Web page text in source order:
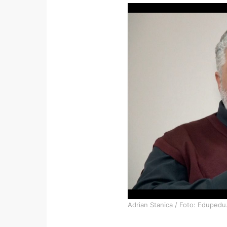
Adrian Stanica / Foto: